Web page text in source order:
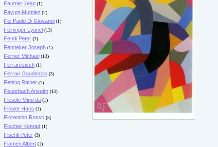
Fautrier Jean (1)
Fayum Mumien (2)
Fei Paolo Di Giovanni (1)
Feininger Lyonel (13)
Fendi Peter (7)
Fenneker Joseph (1)
Ferner Michael (13)
Ferraresisch (1)
Ferrari Gaudenzio (3)
Fetting Rainer (1)
Feuerbach Anselm (13)
Fiesole Mino da (1)
Finsler Hans (1)
Fiorentino Rosso (5)
Fischer Konrad (1)
Fischli Peter (3)
Flamen Albert (1)